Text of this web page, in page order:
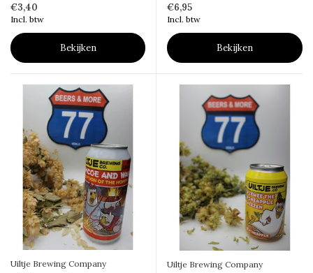
€3,40
Incl. btw
Bekijken
€6,95
Incl. btw
Bekijken
Uiltje Brewing Company Uiltje Brewing Company